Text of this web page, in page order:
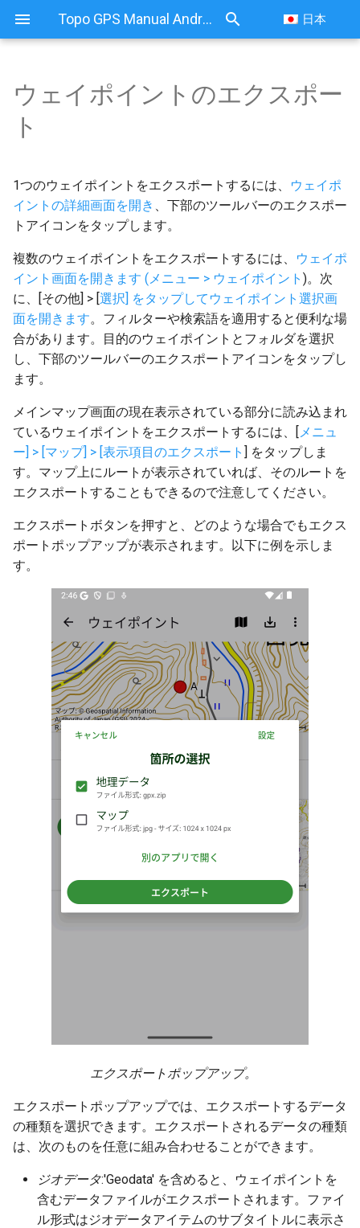
Topo GPS Manual Android 日本
ウェイポイントのエクスポー
ト
すべてのウェイポイントの
エクスポート
ウェイポイントのエクスポー
ト
1つのウェイポイントをエクスポートするには、
ウェイポ
イントの詳細画面を開き 、下部のツールバーのエクスポー
トアイコンをタップします。
複数のウェイポイントをエクスポートするには、
ウェイポ
イント画面を開きます (メニュー > ウェイポイント )。次
に、[その他] > [選択] をタップしてウェイポイント選択画
面を開きます。フィルターや検索語を適用すると便利な場
合があります。目的のウェイポイントとフォルダを選択
し、下部のツールバーのエクスポートアイコンをタップし
ます。
メインマップ画面の現在表示されている部分に読み込まれ
ているウェイポイントをエクスポートするには、[メニュ
ー] > [マップ] > [表示項目のエクスポート ] をタップしま
す。マップ上にルートが表示されていれば、そのルートを
エクスポートすることもできるので注意してください。
エクスポートボタンを押すと、どのような場合でもエクス
ポートポップアップが表示されます。以下に例を示しま
す。
エクスポートポップアップ。
エクスポートポップアップでは、エクスポートするデータ
の種類を選択できます。エクスポートされるデータの種類
は、次のものを任意に組み合わせることができます。
ジオデータ:'Geodata' を含めると、ウェイポイントを
含むデータファイルがエクスポートされます。ファイ
ル形式はジオデータアイテムのサブタイトルに表示さ